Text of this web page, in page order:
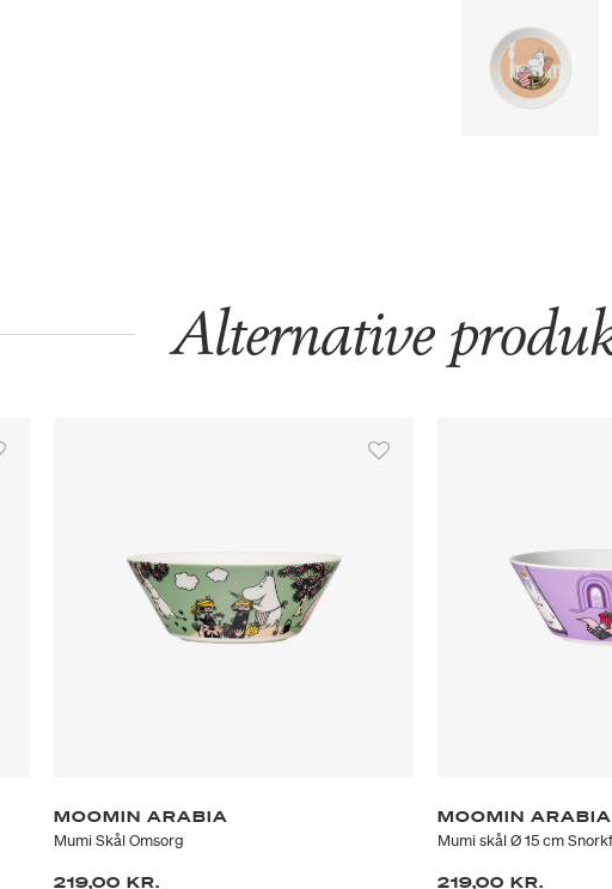
Alternative
MOOMIN ARABIA
Mumi Skål Omsorg
219,00 KR.
MOOMIN ARABIA
Mumi skål Ø 15 cm
219,00 KR.